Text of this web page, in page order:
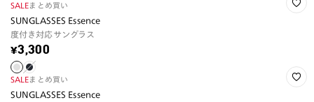
SALEまとめ買い
SUNGLASSES Essence
度付き対応サングラス
¥3,300
SALEまとめ買い
SUNGLASSES Essence